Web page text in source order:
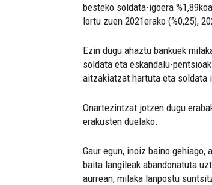
besteko soldata-igoera
lortu zuen 2021erako (%0,25),
Ezin dugu ahaztu bankuek
soldata eta eskandalu-
aitzakiatzat hartuta eta soldata
Onartezintzat jotzen dugu
erakusten duelako.
Gaur egun, inoiz baino
baita langileak abandonatuta
aurrean, milaka lanpostu